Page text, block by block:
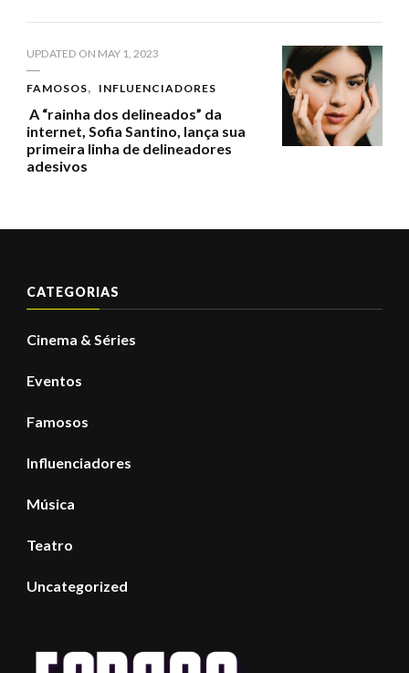
UPDATED ON MAY 1, 2023
FAMOSOS INFLUENCIADORES
A “rainha dos delineados” da
internet, Sofia Santino, lança sua
primeira linha de delineadores
adesivos
CATEGORIAS
Cinema & Séries
Eventos
Famosos
Influenciadores
Música
Teatro
Uncategorized